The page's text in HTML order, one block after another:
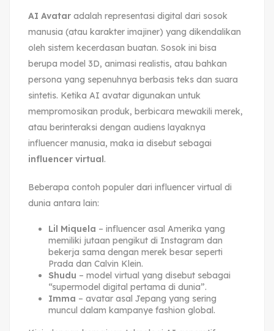
AI Avatar adalah representasi digital dari sosok
manusia (atau karakter imajiner) yang dikendalikan
oleh sistem kecerdasan buatan. Sosok ini bisa
berupa model 3D, animasi realistis, atau bahkan
persona yang sepenuhnya berbasis teks dan suara
sintetis. Ketika AI avatar digunakan untuk
mempromosikan produk, berbicara mewakili merek,
atau berinteraksi dengan audiens layaknya
influencer manusia, maka ia disebut sebagai
influencer virtual.
Beberapa contoh populer dari influencer virtual di
dunia antara lain:
Lil Miquela – influencer asal Amerika yang
memiliki jutaan pengikut di Instagram dan
bekerja sama dengan merek besar seperti
Prada dan Calvin Klein.
Shudu – model virtual yang disebut sebagai
“supermodel digital pertama di dunia”.
Imma – avatar asal Jepang yang sering
muncul dalam kampanye fashion global.